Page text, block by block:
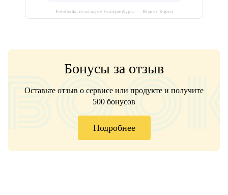
Fotobooka.ru на карте Екатеринбурга — Яндекс Карты
Бонусы за отзыв
Оставьте отзыв о сервисе или продукте и получите
500 бонусов
Подробнее